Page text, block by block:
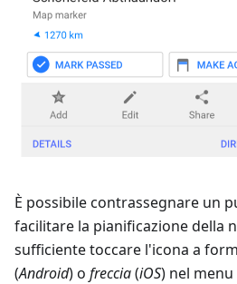
È possibile contrassegnare un
facilitare la pianificazione della
sufficiente toccare l'icona a
(Android) o freccia(iOS) nel